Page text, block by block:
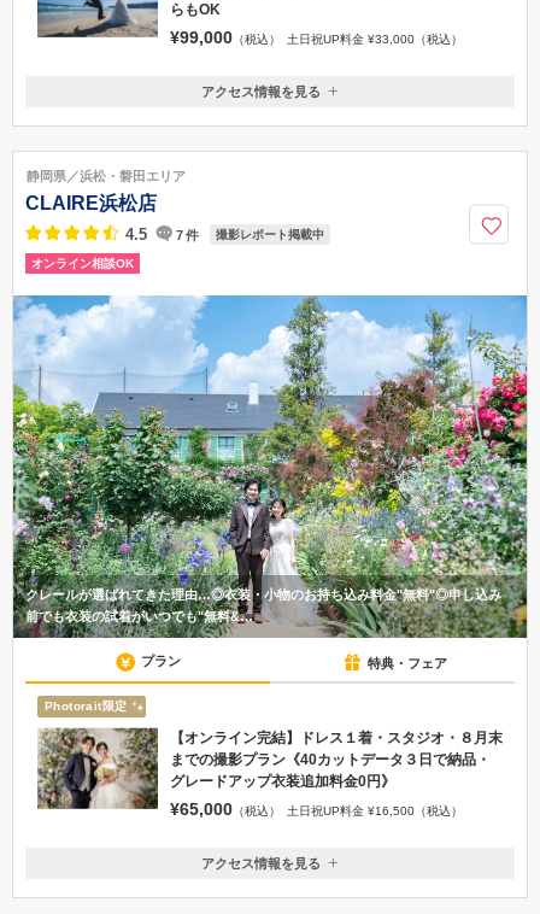
らもOK
¥99,000 （税込） 土日祝UP料金 ¥33,000（税込）
静岡県茂郡河津町見高１８２−３５
0558-34-0051
アクセス情報を見る
静岡県／浜松・磐田エリア
CLAIRE浜松店
4.5 7件 撮影レポート掲載中
オンライン相談OK
クレールが選ばれてきた理由…◎衣装・小物のお持ち込み料金"無料"◎申し込み
前でも衣装の試着がいつでも"無料&…
プラン 特典・フェア
Photorait限定
【オンライン完結】ドレス１着・スタジオ・８月末
までの撮影プラン《40カットデータ３日で納品・
グレードアップ衣装追加料金0円》
¥65,000 （税込） 土日祝UP料金 ¥16,500（税込）
静岡県浜松市中区和合町193-58
アクセス情報を見る